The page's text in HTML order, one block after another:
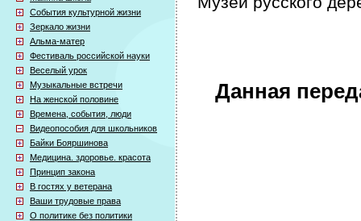
События культурной жизни
Зеркало жизни
Альма-матер
Фестиваль российской науки
Веселый урок
Музыкальные встречи
На женской половине
Времена, события, люди
Видеопособия для школьников
Байки Бояршинова
Медицина. здоровье. красота
Принцип закона
В гостях у ветерана
Ваши трудовые права
О политике без политики
Данная